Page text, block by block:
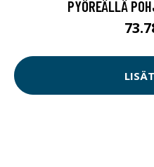
PYÖREÄLLÄ